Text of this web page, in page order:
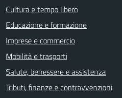
Cultura e tempo libero
Educazione e formazione
Imprese e commercio
Mobilità e trasporti
Salute, benessere e assistenza
Tributi, finanze e contravvenzioni